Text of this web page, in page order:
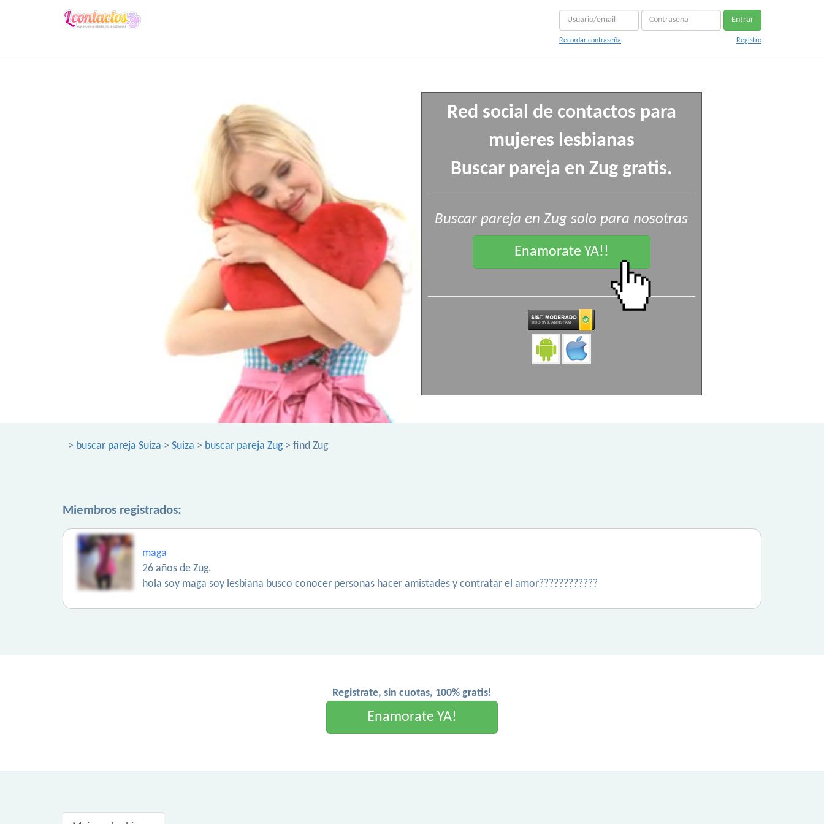
Entrar
Recordar contraseña Registro
Red social de contactos para
mujeres lesbianas
Buscar pareja en Zug gratis.
Buscar pareja en Zug solo para nosotras
Enamorate YA!!
> buscar pareja Suiza > Suiza > buscar pareja Zug> find Zug
Miembros registrados:
maga
26 años de Zug.
hola soy maga soy lesbiana busco conocer personas hacer amistades y contratar el amor????????????
Registrate, sin cuotas, 100% gratis!
Enamorate YA!